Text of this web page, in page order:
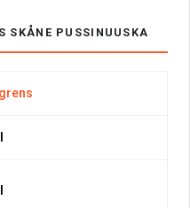
SKÅNE PUSSINUUSKA